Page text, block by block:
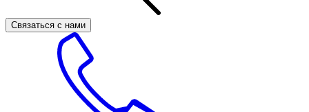
Связаться с нами